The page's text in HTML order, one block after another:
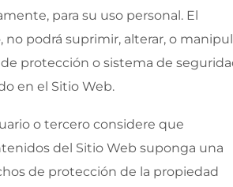
para su uso personal. El
no podrá suprimir, alterar, o
protección o sistema de
en el Sitio Web.
o tercero considere que
del Sitio Web suponga una
de protección de la propiedad